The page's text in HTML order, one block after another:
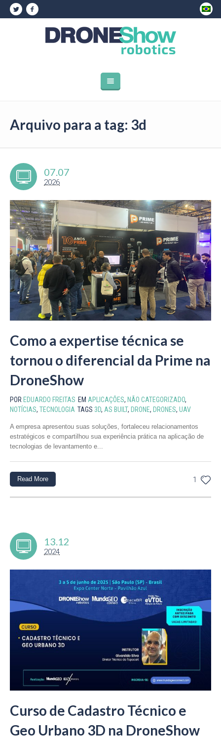
Arquivo para a tag: 3d
07.07
2026
Como a expertise técnica se
tornou o diferencial da Prime na
DroneShow
POR EDUARDO FREITAS EM APLICAÇÕES, NÃO CATEGORIZADO,
NOTÍCIAS, TECNOLOGIA TAGS 3D, AS BUILT, DRONE, DRONES, UAV
A empresa apresentou suas soluções, fortaleceu relacionamentos
estratégicos e compartilhou sua experiência prática na aplicação de
tecnologias de levantamento e...
1
Read More
13.12
2024
Curso de Cadastro Técnico e
Geo Urbano 3D na DroneShow